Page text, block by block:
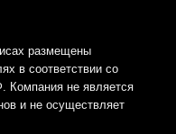
размещены
в соответствии со
Компания не является
и не осуществляет